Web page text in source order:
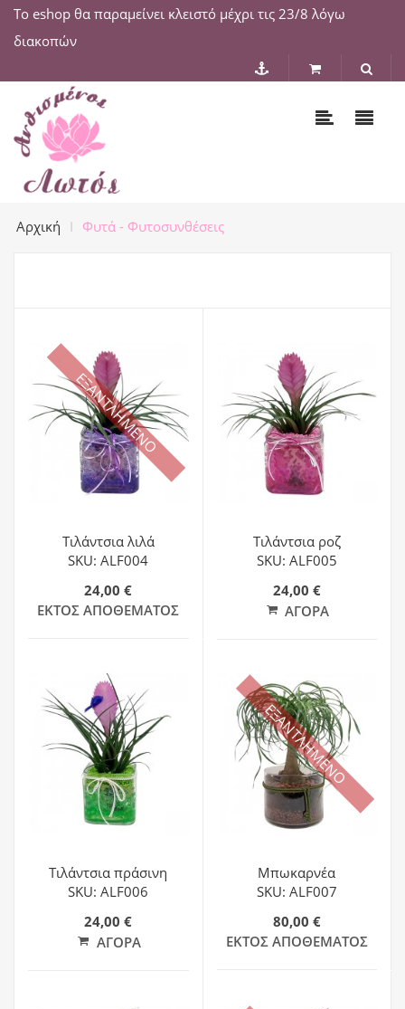
Το eshop θα παραμείνει κλειστό μέχρι τις 23/8 λόγω
διακοπών
Αρχική Φυτά - Φυτοσυνθέσεις
ΕΞΑΝΤΛΗΜΕΝΟ
Τιλάντσια λιλά
SKU: ALF004
24,00 €
ΕΚΤΌΣ ΑΠΟΘΈΜΑΤΟΣ
Τιλάντσια ροζ
SKU: ALF005
24,00 €
ΑΓΟΡΆ
Τιλάντσια πράσινη
SKU: ALF006
24,00 €
ΑΓΟΡΆ
ΕΞΑΝΤΛΗΜΕΝΟ
Μπωκαρνέα
SKU: ALF007
80,00 €
ΕΚΤΌΣ ΑΠΟΘΈΜΑΤΟΣ